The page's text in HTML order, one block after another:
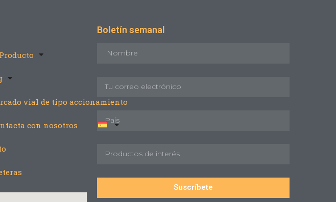
Producto
vial de tipo accionamiento
con nosotros
Boletín semanal
Suscríbete